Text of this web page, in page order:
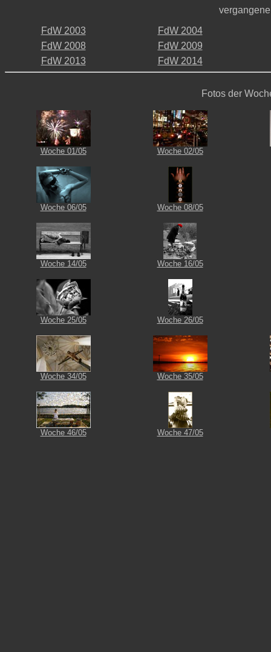
FdW 2003
FdW 2004
FdW 2008 FdW 2009
FdW 2013 FdW 2014
Fotos der
Woche 01/05 Woche 02/05
Woche 06/05 Woche 08/05
Woche 14/05 Woche 16/05
Woche 25/05 Woche 26/05
Woche 34/05 Woche 35/05
Woche 46/05 Woche 47/05